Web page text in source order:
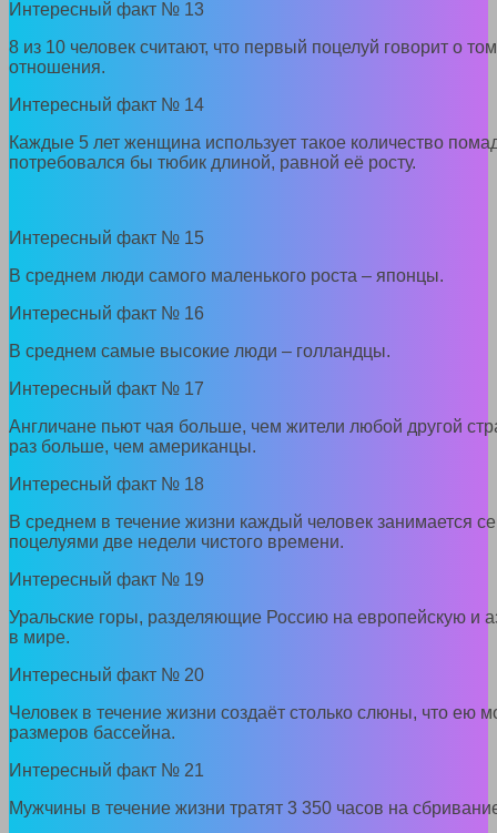
Интересный факт № 13
8 из 10 человек считают, что первый поцелуй говорит о
отношения.
Интересный факт № 14
Каждые 5 лет женщина использует такое количество
потребовался бы тюбик длиной, равной её росту.
Интересный факт № 15
В среднем люди самого маленького роста – японцы.
Интересный факт № 16
В среднем самые высокие люди – голландцы.
Интересный факт № 17
Англичане пьют чая больше, чем жители любой другой
раз больше, чем американцы.
Интересный факт № 18
В среднем в течение жизни каждый человек занимается
поцелуями две недели чистого времени.
Интересный факт № 19
Уральские горы, разделяющие Россию на европейскую и
в мире.
Интересный факт № 20
Человек в течение жизни создаёт столько слюны, что ею
размеров бассейна.
Интересный факт № 21
Мужчины в течение жизни тратят 3 350 часов на